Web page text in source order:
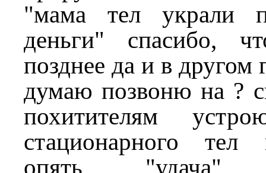
"мама тел украли
деньги" спасибо,
позднее да и в другом
думаю позвоню на ?
похитителям
стационарного тел
опять